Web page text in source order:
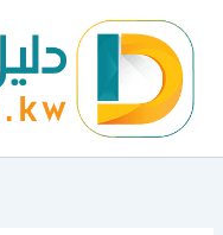
المحتوى